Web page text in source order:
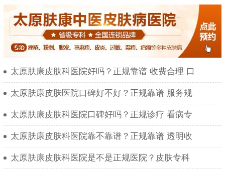
太原肤康皮肤科医院好吗？正规靠谱 收费合理 口
太原肤康皮肤医院口碑好不好？正规靠谱 服务规
太原肤康皮肤科医院口碑好吗？正规诊疗 看病专
太原肤康皮肤科医院靠不靠谱？正规靠谱 透明收
太原肤康皮肤科医院是不是正规医院？皮肤专科